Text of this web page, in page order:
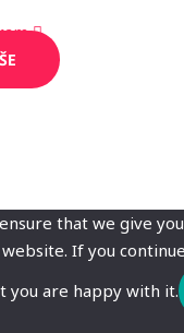
that we give
If you
you are happy with it.